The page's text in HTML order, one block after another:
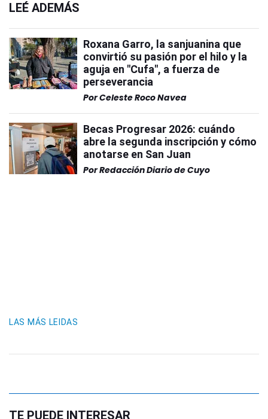
LEÉ ADEMÁS
Roxana Garro, la sanjuanina que
convirtió su pasión por el hilo y la
aguja en "Cufa", a fuerza de
perseverancia
PorCeleste Roco Navea
Becas Progresar 2026: cuándo
abre la segunda inscripción y cómo
anotarse en San Juan
PorRedacción Diario de Cuyo
LAS MÁS LEIDAS
TE PUEDE INTERESAR